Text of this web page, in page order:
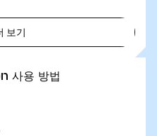
보기
사용 방법